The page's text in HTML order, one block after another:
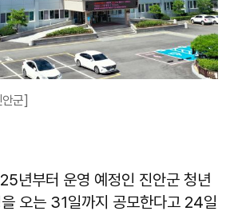
군]
년부터 운영 예정인 진안군 청년
오는 31일까지 공모한다고 24일